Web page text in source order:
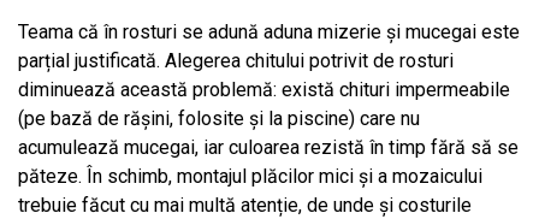
Teama că în rosturi se adună aduna mizerie și mucegai este
parțial justificată. Alegerea chitului potrivit de rosturi
diminuează această problemă: există chituri impermeabile
(pe bază de rășini, folosite și la piscine) care nu
acumulează mucegai, iar culoarea rezistă în timp fără să se
păteze. În schimb, montajul plăcilor mici și a mozaicului
trebuie făcut cu mai multă atenție, de unde și costurile